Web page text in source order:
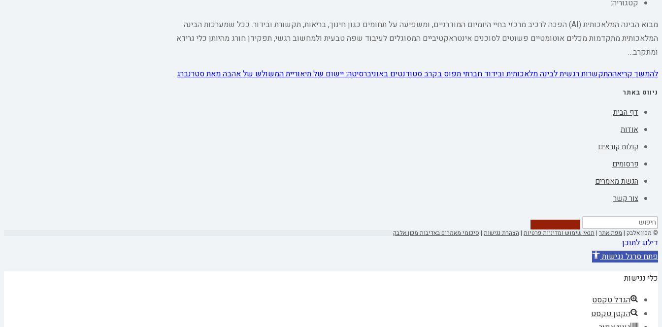
קטגוריה:
מבוא הבינה המלאכותית (AI) הפכה לרכיב מרכזי בחיי היומיום המודרניים, ומשפיעה על תחומים כגון חינוך, בריאות, תקשורת ובידור. ככל שמערכות הבינה
המלאכותית מתקדמות מכלים אוטומטיים פשוטים לסוכנים אינטראקטיביים המסוגלים לעיבוד שפה טבעית ולמחשוב רגשי, תפקידן חורג מהיותן כלי גרידא
ומתקרב…
להמשך קריאההתקשרות רגשית לבינה מלאכותית ובידוד חברתי תפוס בקרב סטודנטים באוניברסיטה: יישום של תיאוריית המשולש של אהבה מאת סטרנברג
ניווט באתר
דף הבית
אודות
קולות קוראים
פרסומים
הגשת מאמרים
צור קשר
© מכון אלבק | מפת אתר | תנאי שימוש ומדיניות פרטיות | הצהרת נגישות | סיכומי מאמרים באדיבות מכון אלבק
דילוג לתוכן
פתח סרגל נגישות
כלי נגישות
הגדל טקסט
הקטן טקסט